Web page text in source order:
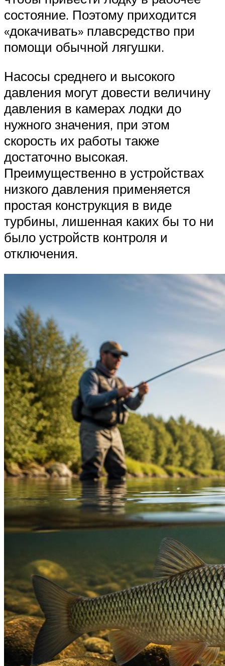
состояние. Поэтому приходится
«докачивать» плавсредство при
помощи обычной лягушки.
Насосы среднего и высокого
давления могут довести величину
давления в камерах лодки до
нужного значения, при этом
скорость их работы также
достаточно высокая.
Преимущественно в устройствах
низкого давления применяется
простая конструкция в виде
турбины, лишенная каких бы то ни
было устройств контроля и
отключения.